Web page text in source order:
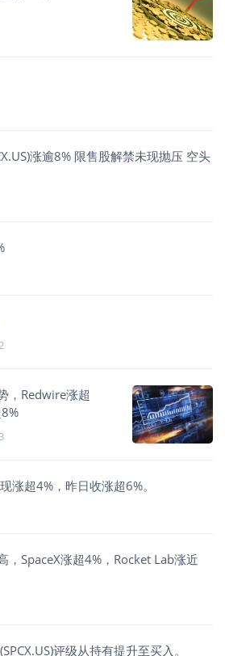
涨逾8% 限售股解禁未现抛压 空头
，Redwire涨超
涨超4%，昨日收涨超6%。
，SpaceX涨超4%，Rocket Lab涨近
评级从持有提升至买入。